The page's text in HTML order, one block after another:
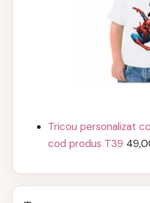
Tricou personalizat
cod produs T39